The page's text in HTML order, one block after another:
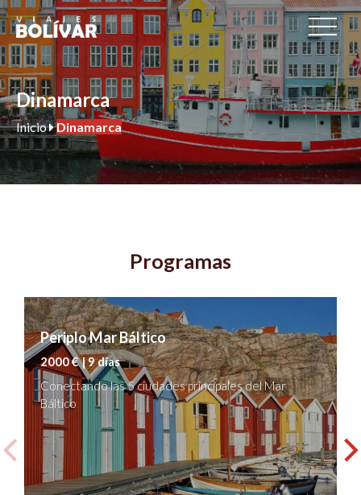
Dinamarca
Inicio Dinamarca
Programas
Periplo Mar Báltico
2000 € | 9 días
Conectando las 5 ciudades principales del Mar
Báltico